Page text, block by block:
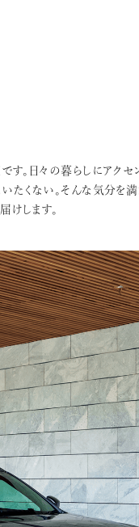
ント
。日々の暮らしにアクセ
たくない。そんな気分を
けします。